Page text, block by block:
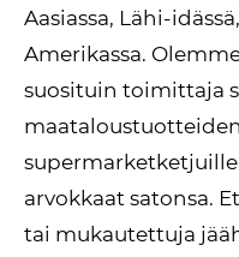
Aasiassa, Lähi-
Amerikassa.
suosituin toimittaja
arvokkaat satonsa.
tai mukautettuja